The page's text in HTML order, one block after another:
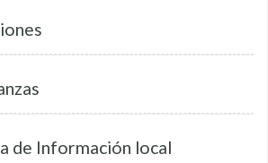
de Información local